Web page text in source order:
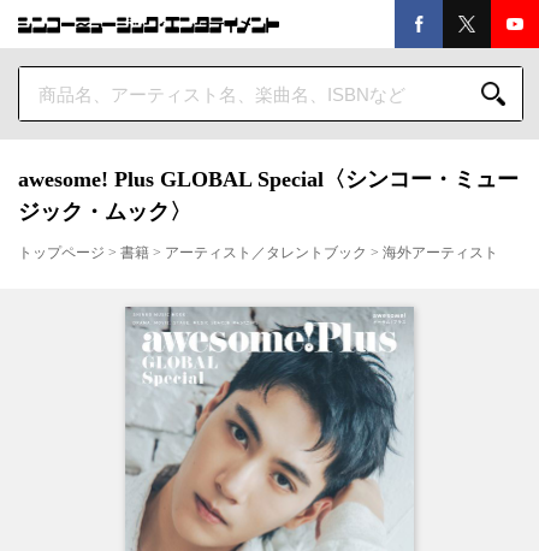
awesome! Plus GLOBAL Special〈シンコー・ミュー
ジック・ムック〉
トップページ > 書籍 > アーティスト／タレントブック > 海外アーティスト